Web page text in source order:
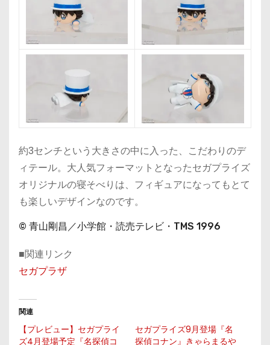
約3センチという大きさの中に入った、こだわりのデ
ィテール。大人気フォーマットとなったセガプライズ
オリジナルの寝そべりは、フィギュアになってもとて
も楽しいデザインなのです。
© 青山剛昌／小学館・読売テレビ・TMS 1996
■関連リンク
セガプラザ
関連
【プレビュー】セガプライ
ズ4月登場予定『名探偵コ
セガプライズ9月登場『名
探偵コナン』きゃらまるや